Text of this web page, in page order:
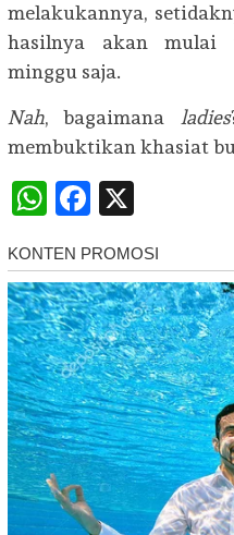
melakukannya,
hasilnya akan mulai
minggu saja.
Nah, bagaimana ladies
membuktikan khasiat
WhatsApp
Facebook